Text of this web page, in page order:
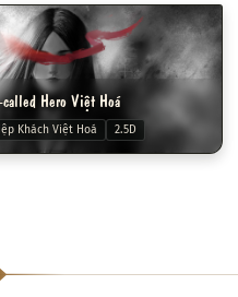
Hero Việt Hoá
Khách Việt Hoá 2.5D